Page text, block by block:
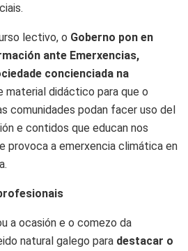
lectivo, o Goberno pon en
ante Emerxencias,
concienciada na
material didáctico para que o
comunidades podan facer uso del
e contidos que educan nos
provoca a emerxencia climática en
a ocasión e o comezo da
natural galego para destacar o